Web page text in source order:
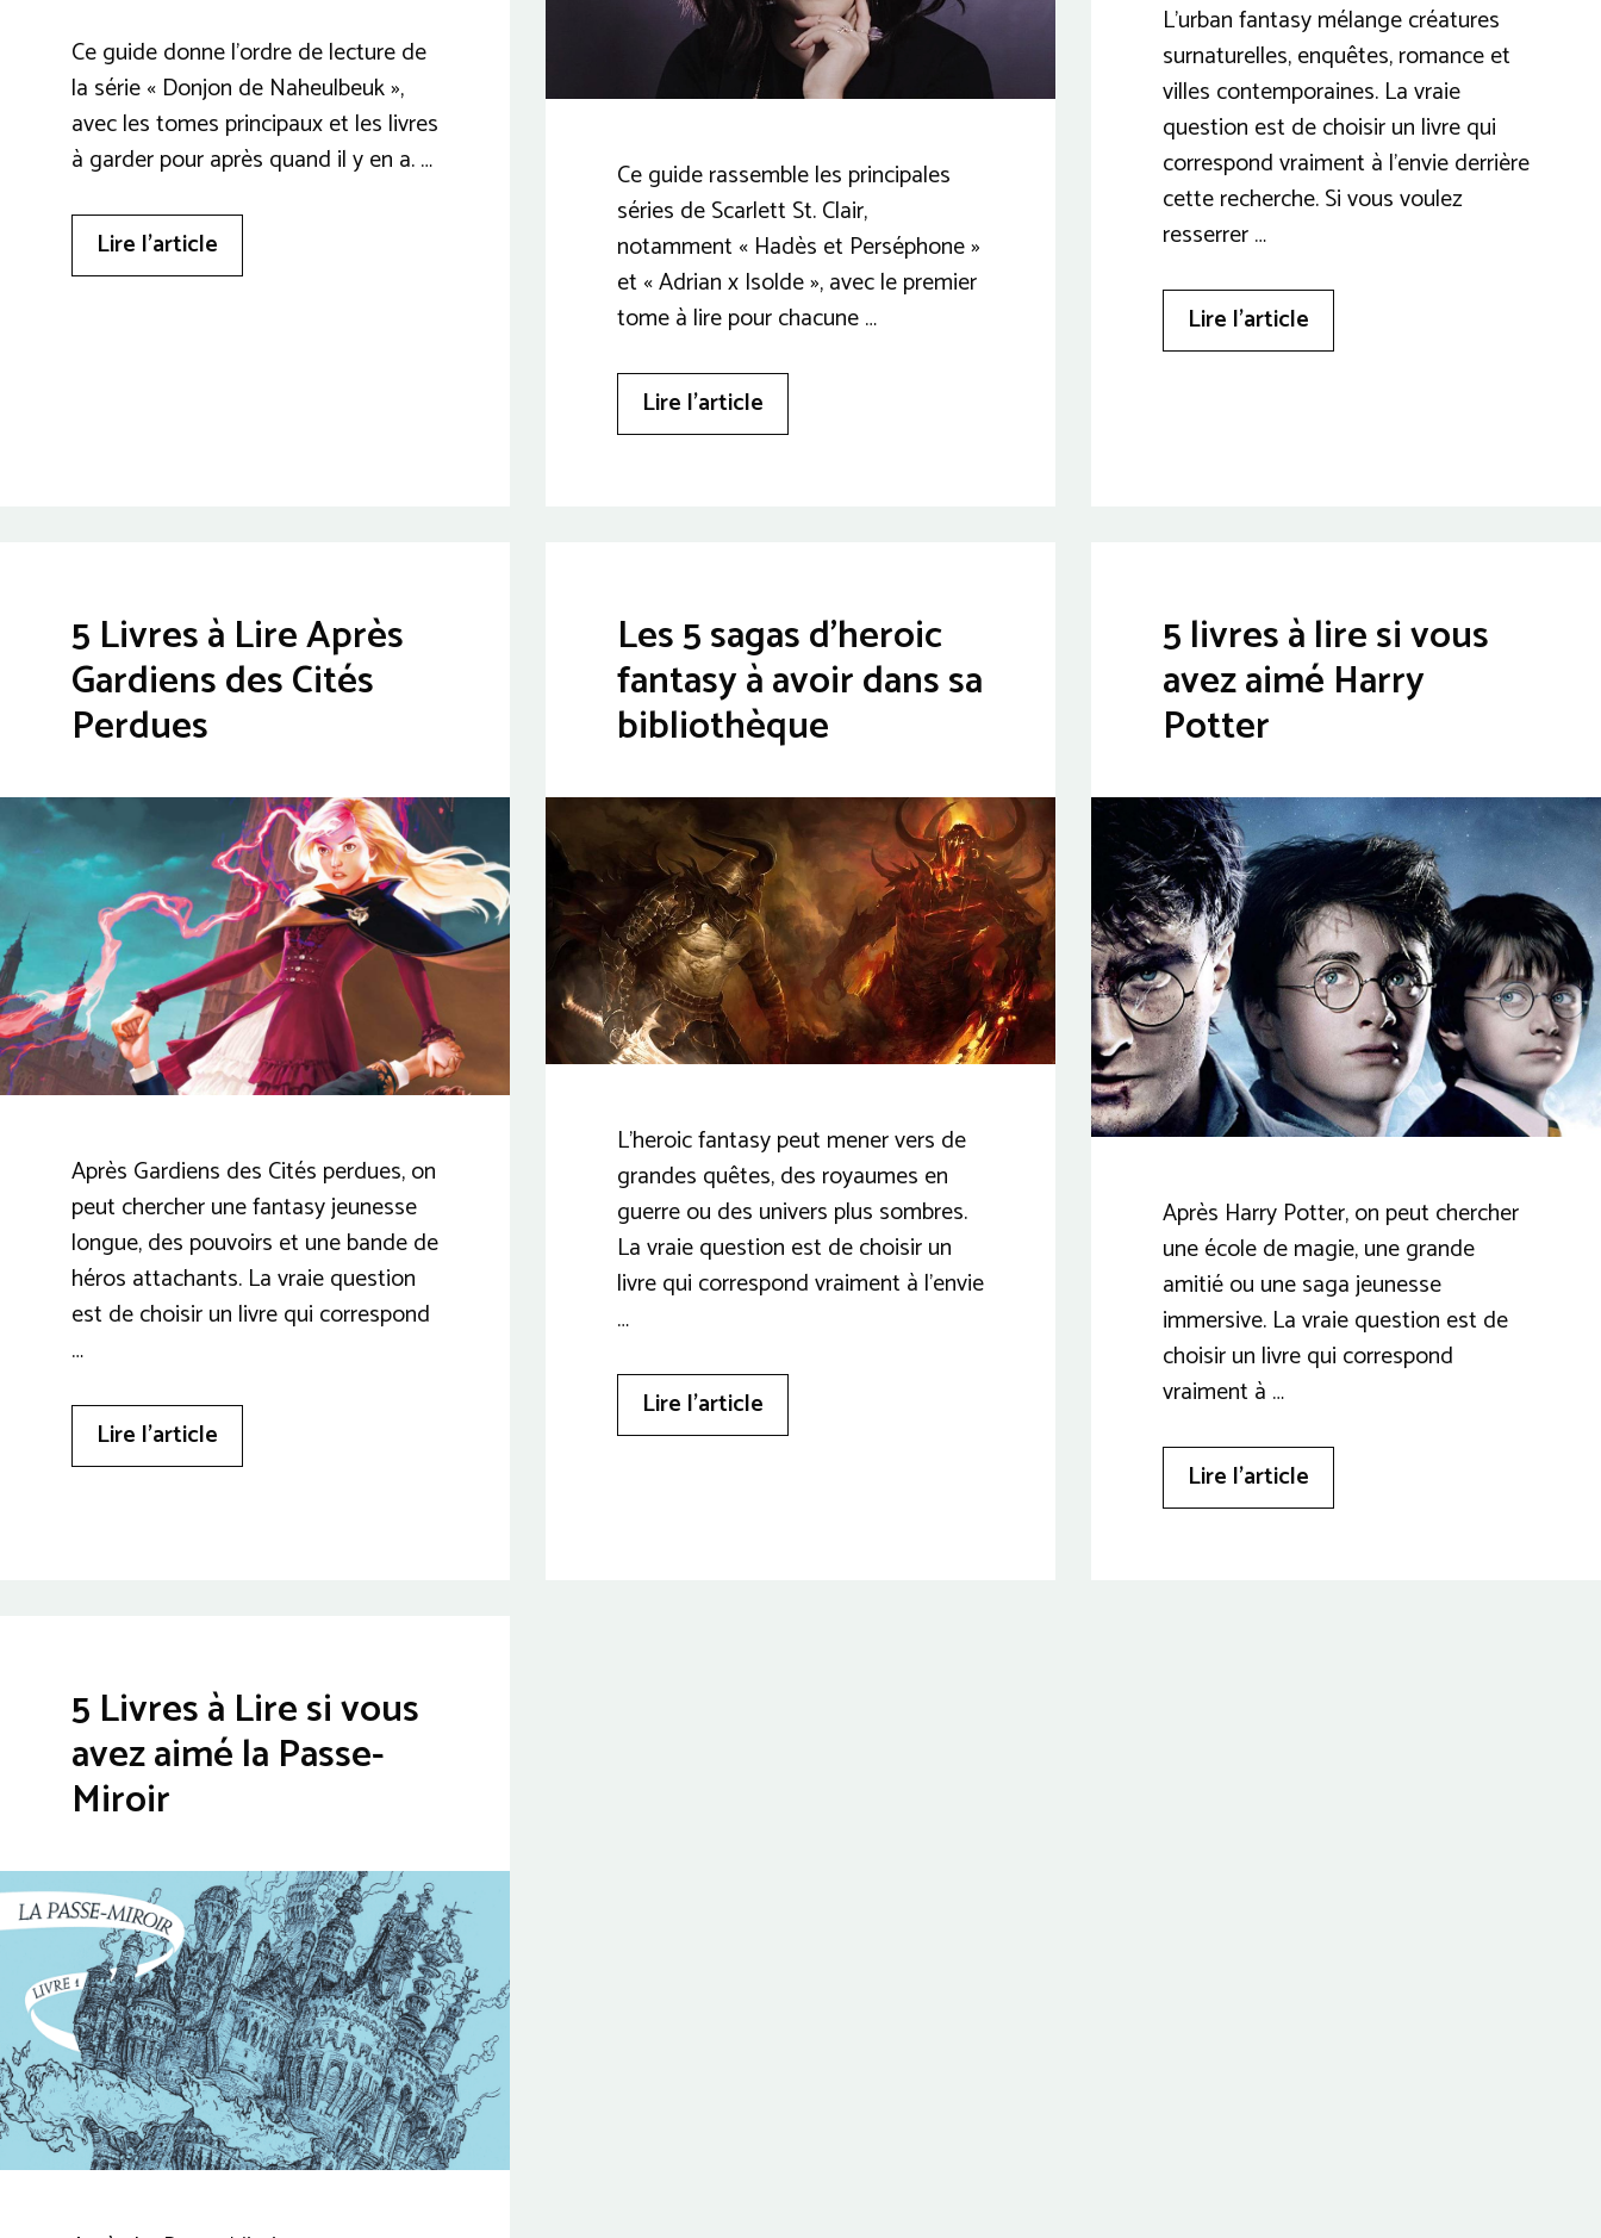
Ce guide donne l’ordre de lecture de
la série « Donjon de Naheulbeuk »,
avec les tomes principaux et les livres
à garder pour après quand il y en a. …
Lire l’article
Ce guide rassemble les principales
séries de Scarlett St. Clair,
notamment « Hadès et Perséphone »
et « Adrian x Isolde », avec le premier
tome à lire pour chacune …
Lire l’article
L’urban fantasy mélange créatures
surnaturelles, enquêtes, romance et
villes contemporaines. La vraie
question est de choisir un livre qui
correspond vraiment à l’envie derrière
cette recherche. Si vous voulez
resserrer …
Lire l’article
5 Livres à Lire Après
Gardiens des Cités
Perdues
Après Gardiens des Cités perdues, on
peut chercher une fantasy jeunesse
longue, des pouvoirs et une bande de
héros attachants. La vraie question
est de choisir un livre qui correspond
…
Lire l’article
Les 5 sagas d’heroic
fantasy à avoir dans sa
bibliothèque
L’heroic fantasy peut mener vers de
grandes quêtes, des royaumes en
guerre ou des univers plus sombres.
La vraie question est de choisir un
livre qui correspond vraiment à l’envie
…
Lire l’article
5 livres à lire si vous
avez aimé Harry
Potter
Après Harry Potter, on peut chercher
une école de magie, une grande
amitié ou une saga jeunesse
immersive. La vraie question est de
choisir un livre qui correspond
vraiment à …
Lire l’article
5 Livres à Lire si vous
avez aimé la Passe-
Miroir